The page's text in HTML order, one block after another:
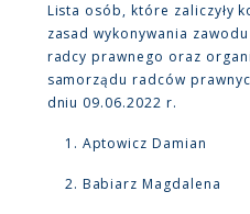
Lista osób, które zaliczyły
zasad wykonywania
radcy prawnego oraz
samorządu radców
dniu 09.06.2022 r.
Aptowicz Damian
Babiarz Magdalena